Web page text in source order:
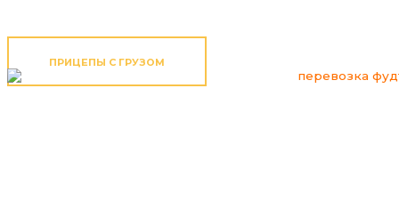
ПРИЦЕПЫ С ГРУЗОМ